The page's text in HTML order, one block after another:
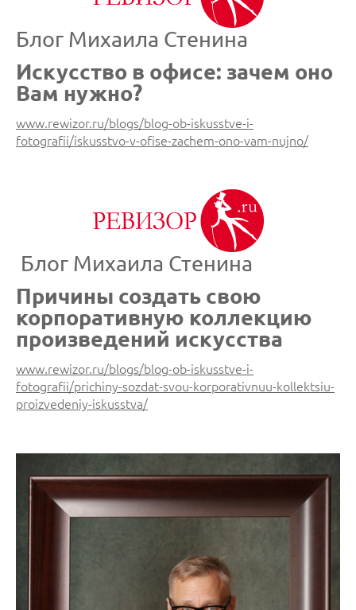
Блог Михаила Стенина
Искусство в офисе: зачем оно
Вам нужно?
www.rewizor.ru/blogs/blog-ob-iskusstve-i-
fotografii/iskusstvo-v-ofise-zachem-ono-vam-nujno/
Блог Михаила Стенина
Причины создать свою
корпоративную коллекцию
произведений искусства
www.rewizor.ru/blogs/blog-ob-iskusstve-i-
fotografii/prichiny-sozdat-svou-korporativnuu-kollektsiu-
proizvedeniy-iskusstva/